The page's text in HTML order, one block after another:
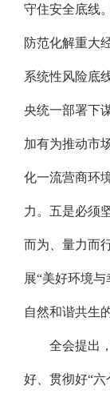
守住安全底线
防范化解重大
系统性风险底
央统一部署下
加有为推动市
化一流营商环
力。五是必须
而为、量力而
展“美好环境
自然和谐共生
全会提出
好、贯彻好“六